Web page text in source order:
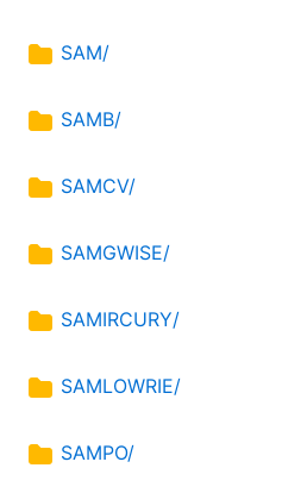
SAM/
SAMB/
SAMCV/
SAMGWISE/
SAMIRCURY/
SAMLOWRIE/
SAMPO/